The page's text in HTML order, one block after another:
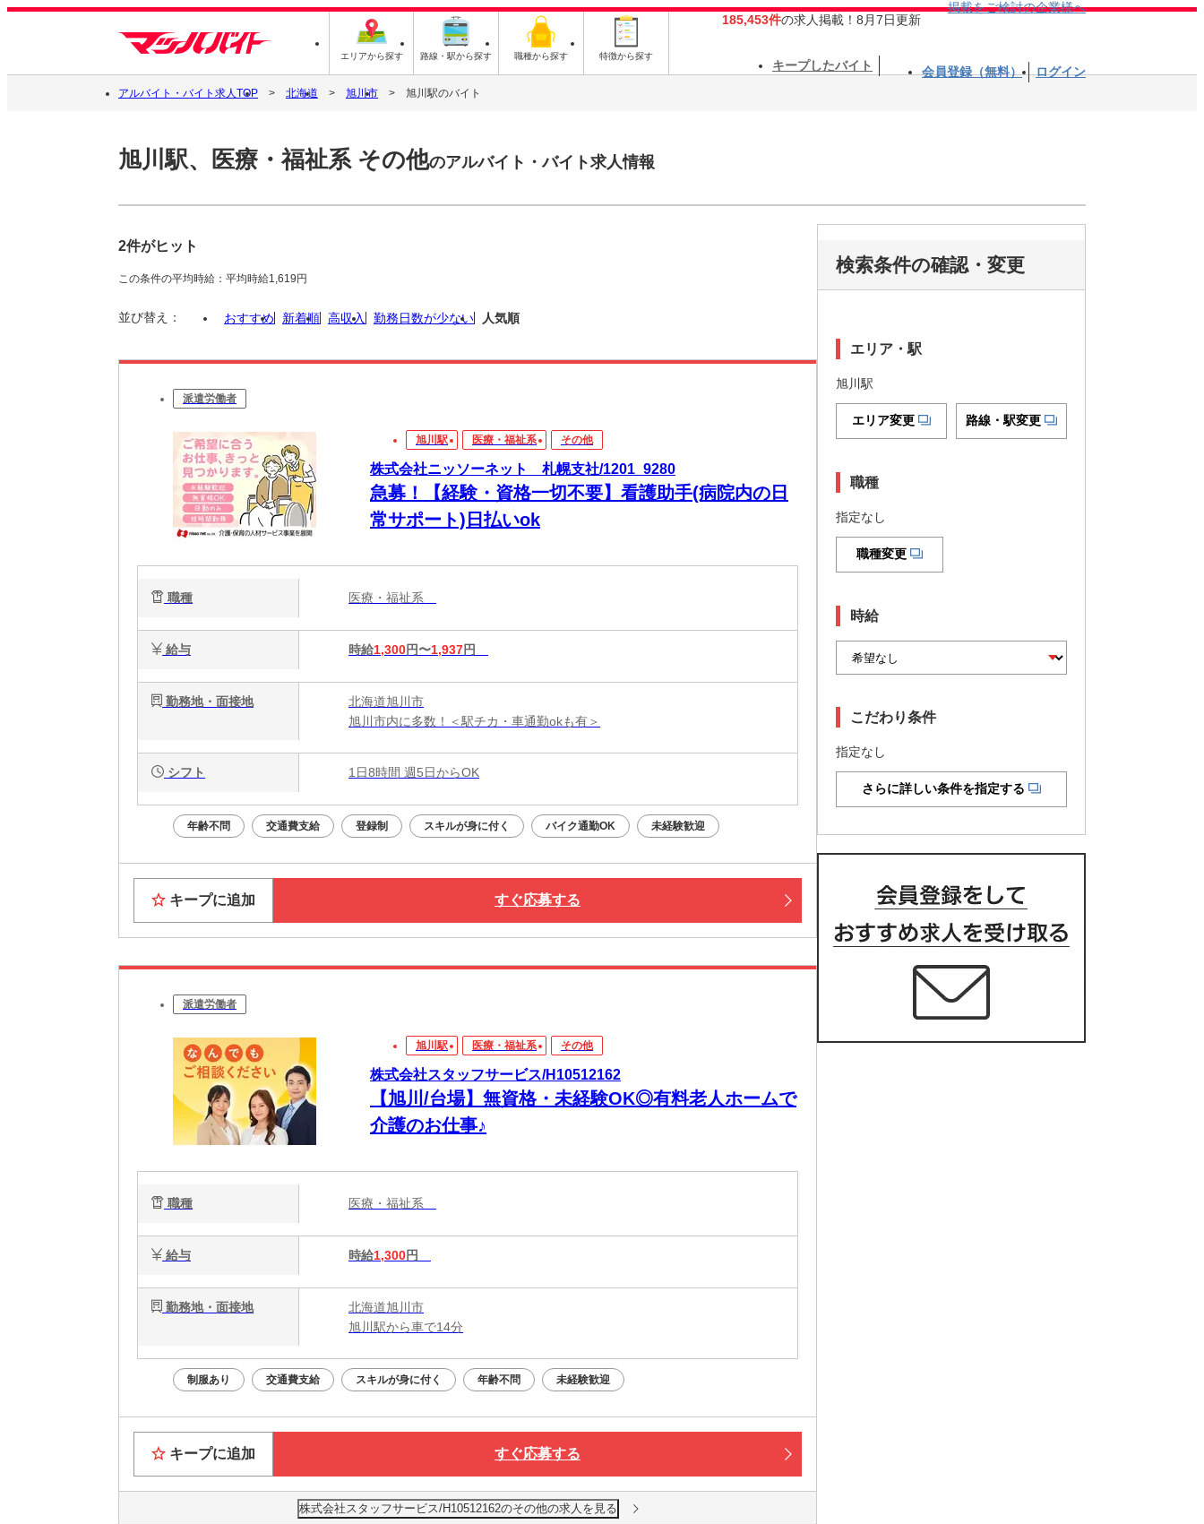
エリアから探す 路線・駅から探す 職種から探す 特徴から探す
185,453件の求人掲載！8月7日更新
掲載をご検討の企業様へ
キープしたバイト 会員登録（無料） ログイン
アルバイト・バイト求人TOP 北海道 旭川市 旭川駅のバイト
旭川駅、医療・福祉系 その他のアルバイト・バイト求人情報
2件がヒット
この条件の平均時給：平均時給1,619円
並び替え： おすすめ 新着順 高収入 勤務日数が少ない 人気順
派遣労働者
旭川駅 医療・福祉系 その他
株式会社ニッソーネット 札幌支社/1201_9280
急募！【経験・資格一切不要】看護助手(病院内の日
常サポート)日払いok
職種 医療・福祉系
給与 時給1,300円〜1,937円
勤務地・面接地
北海道旭川市
旭川市内に多数！＜駅チカ・車通勤okも有＞
シフト 1日8時間 週5日からOK
年齢不問 交通費支給 登録制 スキルが身に付く バイク通勤OK 未経験歓迎
キープに追加 すぐ応募する
派遣労働者
旭川駅 医療・福祉系 その他
株式会社スタッフサービス/H10512162
【旭川/台場】無資格・未経験OK◎有料老人ホームで
介護のお仕事♪
職種 医療・福祉系
給与 時給1,300円
勤務地・面接地
北海道旭川市
旭川駅から車で14分
制服あり 交通費支給 スキルが身に付く 年齢不問 未経験歓迎
キープに追加 すぐ応募する
株式会社スタッフサービス/H10512162のその他の求人を見る
検索条件の確認・変更
エリア・駅
旭川駅
エリア変更 路線・駅変更
職種
指定なし
職種変更
時給
こだわり条件
指定なし
さらに詳しい条件を指定する